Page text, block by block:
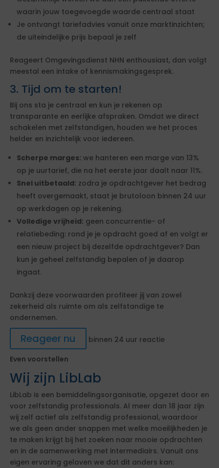
waarin jouw toegevoegde waarde centraal staat
Je ontvangt tariefadvies vanuit onze marktinzichten;
de uiteindelijke prijs bepaal je zelf
Reageert Omgevingsdienst NHN enthousiast, dan volgt
meestal een intake of kennismakingsgesprek.
3. Tijd om te starten!
Bij ons sta je centraal en kun je rekenen op
transparante en eerlijke afspraken. Omdat we direct
schakelen met zelfstandigen, houden we het proces
helder en inzichtelijk voor iedereen.
Scherpe marges: we hanteren een marge van 13%
op je uurtarief, die na het eerste jaar daalt naar 11%.
Snel uitbetaald: zodra je opdrachtgever het bedrag
heeft overgemaakt, staat je brutoloon binnen 24 uur
op werkdagen op je rekening.
Volledige vrijheid: geen concurrentie- of
relatiebeding: rond je je opdracht goed af en volgt er
een nieuw project bij dezelfde opdrachtgever? Dan
kun je geheel zelfstandig bepalen of je daarop
ingaat.
Dankzij deze voorwaarden profiteer jij van zowel
zekerheid als ruimte om als zelfstandige te
ondernemen.
Reageer nu
binnen 24 uur reactie
Even voorstellen
Wij zijn LibLab
LibLab is een bemiddelingsorganisatie, opgezet door en
voor zelfstandig professionals. Al meer dan 18 jaar zijn
wij zelf actief als zelfstandig professional, waardoor
we als geen ander snappen met welke moeilijkheden je
te maken krijgt bij het zoeken naar mooie opdrachten
en in de samenwerking met intermediairs. Vanuit ons
eigen ervaring geloven we dat dit anders kan: